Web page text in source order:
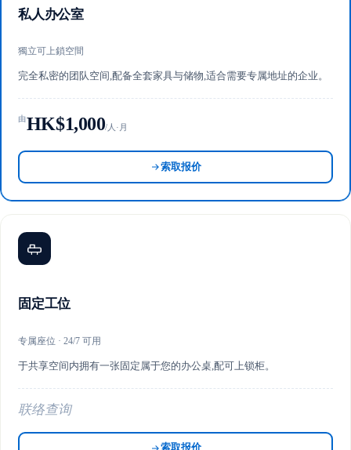
私人办公室
獨立可上鎖空間
完全私密的团队空间,配备全套家具与储物,适合需要专属地址的企业。
由HK$1,000/人·月
索取报价
固定工位
专属座位 · 24/7 可用
于共享空间内拥有一张固定属于您的办公桌,配可上锁柜。
联络查询
索取报价